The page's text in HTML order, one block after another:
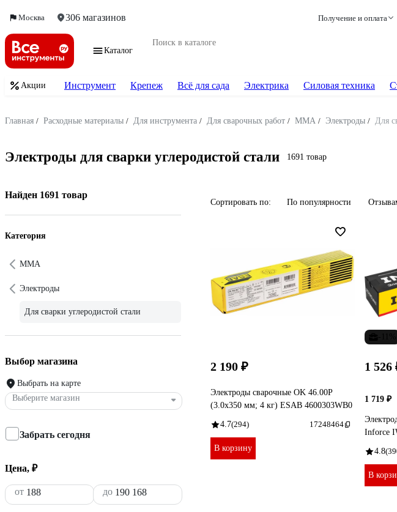
Москва 306 магазинов Получение и оплата
Каталог
Акции Инструмент Крепеж Всё для сада Электрика Силовая техника
Главная / Расходные материалы / Для инструмента / Для сварочных работ / ММА / Электроды / Для
Электроды для сварки углеродистой стали 1691 товар
Найден 1691 товар
Категория
ММА
Электроды
Для сварки углеродистой стали
Выбор магазина
Выбрать на карте
Выберите магазин
Забрать сегодня
Цена, ₽
от до
Сортировать по: По популярности
2 190 ₽
Электроды сварочные OK 46.00P
(3.0х350 мм; 4 кг) ESAB 4600303WB0
4.7(294) 17248464
В корзину
1 526
1 719 ₽
Inforce
4.8
В